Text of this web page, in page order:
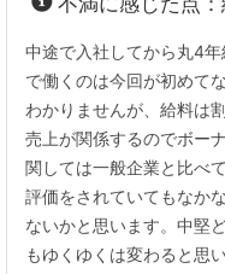
中途で入社してから丸4
で働くのは今回が初めて
わかりませんが、給料は
売上が関係するのでボー
関しては一般企業と比べ
評価をされていてもなか
ないかと思います。中堅
もゆくゆくは変わると思